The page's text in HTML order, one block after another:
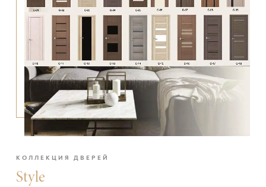
КОЛЛЕКЦИЯ ДВЕРЕЙ
Style